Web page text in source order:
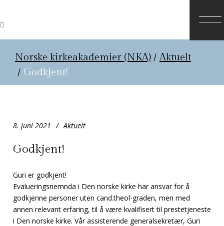
Norske kirkeakademier (NKA) /Aktuelt
/ Godkjent!
8. juni 2021 Aktuelt
Godkjent!
Guri er godkjent!
Evalueringsnemnda i Den norske kirke har ansvar for å
godkjenne personer uten cand.theol-graden, men med
annen relevant erfaring, til å være kvalifisert til prestetjeneste
i Den norske kirke. Vår assisterende generalsekretær, Guri